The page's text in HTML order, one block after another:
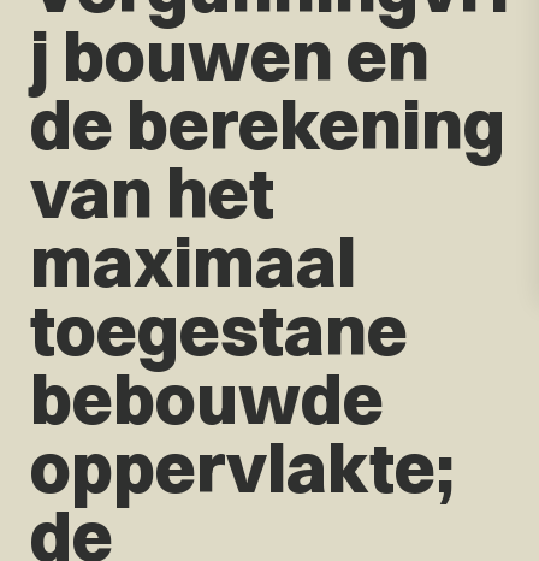
j bouwen en
de berekening
van het
maximaal
toegestane
bebouwde
oppervlakte;
de